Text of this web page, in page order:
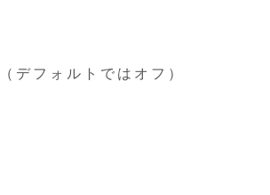
デフォルトではオフ）